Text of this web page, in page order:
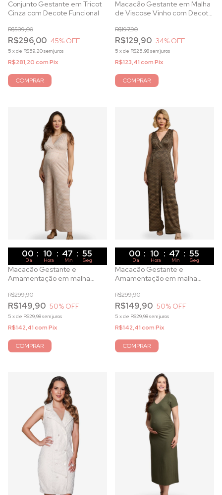
Conjunto Gestante em Tricot
Cinza com Decote Funcional
R$296,00
R$539,00
45% OFF
5 xde R$59,20sem juros
R$281,20comPix
COMPRAR
Macacão Gestante em Malha
de Viscose Vinho com Decote
Amamentação
R$129,90
R$197,90
34% OFF
5 xde R$25,98sem juros
R$123,41comPix
COMPRAR
00 : 10 : 47 : 53
Dia Hora Min Seg
Macacão Gestante e
Amamentação em malha
estampado
R$149,90
R$299,90
50% OFF
5 xde R$29,98sem juros
R$142,41comPix
COMPRAR
00 : 10 : 47 : 53
Dia Hora Min Seg
Macacão Gestante e
Amamentação em malha
estampado
R$149,90
R$299,90
50% OFF
5 xde R$29,98sem juros
R$142,41comPix
COMPRAR